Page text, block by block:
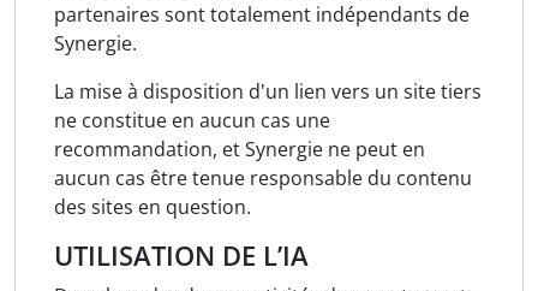
partenaires sont totalement indépendants de
Synergie.
La mise à disposition d'un lien vers un site tiers
ne constitue en aucun cas une
recommandation, et Synergie ne peut en
aucun cas être tenue responsable du contenu
des sites en question.
UTILISATION DE L’IA